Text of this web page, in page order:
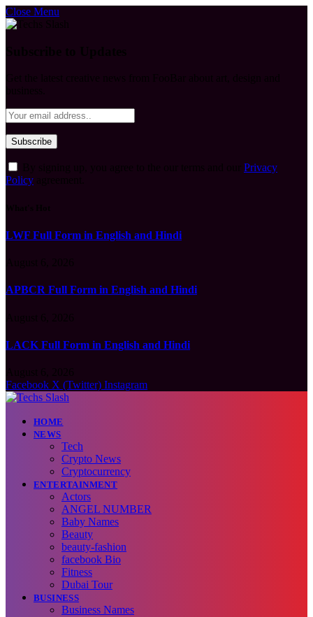
Close Menu
Privacy
Policy
LWF Full Form in English and Hindi
APBCR Full Form in English and Hindi
LACK Full Form in English and Hindi
Facebook X (Twitter) Instagram
HOME
NEWS
Tech
Crypto News
Cryptocurrency
ENTERTAINMENT
Actors
ANGEL NUMBER
Baby Names
Beauty
beauty-fashion
facebook Bio
Fitness
Dubai Tour
BUSINESS
Business Names